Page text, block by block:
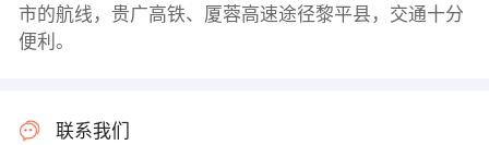
市的航线，贵广高铁、厦蓉高速途径黎平县，交通十分
便利。
联系我们